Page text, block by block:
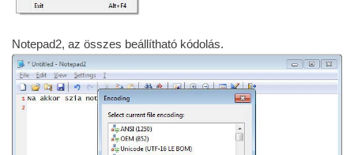
Notepad2, az összes beállítható kódolás.